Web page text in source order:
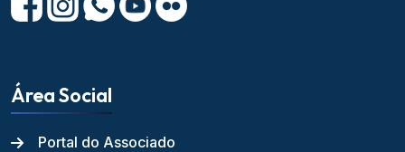
Área Social
Portal do Associado